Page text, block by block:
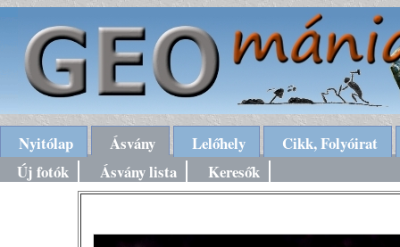
Nyitólap Ásvány Lelőhely
Cikk, Folyóirat
Új fotók
Ásvány lista Keresők